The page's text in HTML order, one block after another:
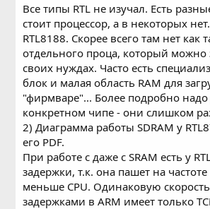
Все типы RTL не изучал. Есть
стоит процессор, а в некоторых
RTL8188. Скорее всего там нет как
отдельного проца, который можно
своих нуждах. Часто есть
блок и малая область RAM для
"фирмваре"... Более подробно надо
конкретном чипе - они слишком
2) Диаграмма работы SDRAM у
его PDF.
При работе с даже с SRAM есть у
задержки, т.к. она пашет на
меньше CPU. Одинаковую
задержками в ARM имеет только